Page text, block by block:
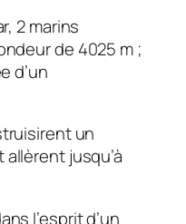
2 marins
de 4025 m ;
d’un
un
jusqu’à
l’esprit d’un